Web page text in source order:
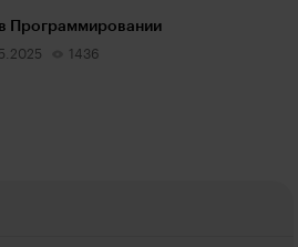
Программировании
1436